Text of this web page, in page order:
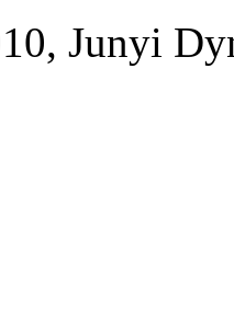
Junyi